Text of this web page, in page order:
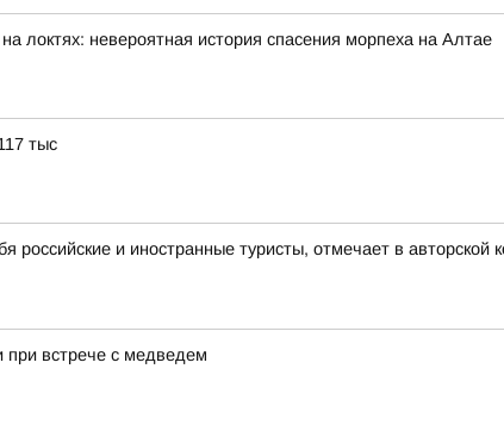
локтях: невероятная история спасения морпеха на Алтае
тыс
российские и иностранные туристы, отмечает в
встрече с медведем